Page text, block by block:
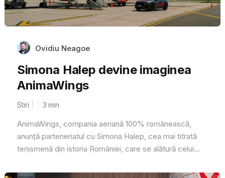
Ovidiu Neagoe
Simona Halep devine imaginea
AnimaWings
Stiri 3 min
AnimaWings, compania aeriană 100% românească,
anunță parteneriatul cu Simona Halep, cea mai titrată
tenismenă din istoria României, care se alătură celui...